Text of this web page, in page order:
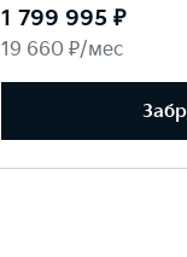
1 799 995 ₽
19 660 ₽/мес